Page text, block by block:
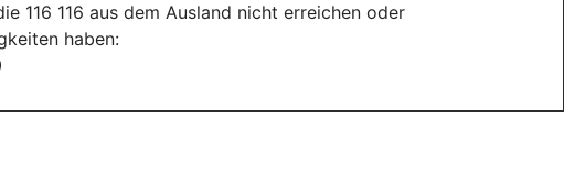
116 116 aus dem Ausland nicht erreichen oder
haben: